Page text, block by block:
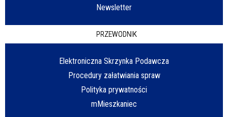
Newsletter
PRZEWODNIK
Elektroniczna Skrzynka Podawcza
Procedury załatwiania spraw
Polityka prywatności
mMieszkaniec